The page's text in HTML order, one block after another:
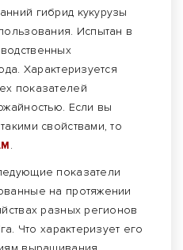
гибрид кукурузы
Испытан в
Характеризуется
показателей
Если вы
свойствами, то
.
показатели
на протяжении
разных регионов
Что характеризует его